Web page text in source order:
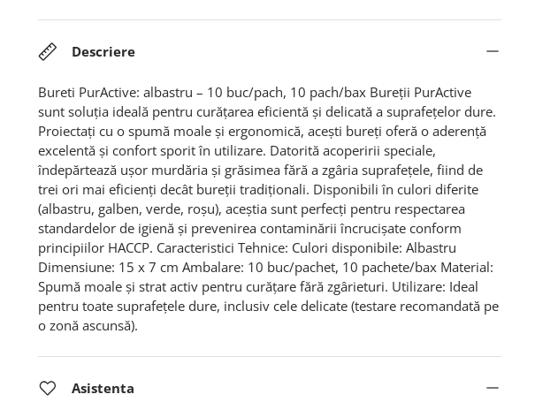
Descriere
Bureti PurActive: albastru – 10 buc/pach, 10 pach/bax Bureții PurActive
sunt soluția ideală pentru curățarea eficientă și delicată a suprafețelor dure.
Proiectați cu o spumă moale și ergonomică, acești bureți oferă o aderență
excelentă și confort sporit în utilizare. Datorită acoperirii speciale,
îndepărtează ușor murdăria și grăsimea fără a zgâria suprafețele, fiind de
trei ori mai eficienți decât bureții tradiționali. Disponibili în culori diferite
(albastru, galben, verde, roșu), aceștia sunt perfecți pentru respectarea
standardelor de igienă și prevenirea contaminării încrucișate conform
principiilor HACCP. Caracteristici Tehnice: Culori disponibile: Albastru
Dimensiune: 15 x 7 cm Ambalare: 10 buc/pachet, 10 pachete/bax Material:
Spumă moale și strat activ pentru curățare fără zgârieturi. Utilizare: Ideal
pentru toate suprafețele dure, inclusiv cele delicate (testare recomandată pe
o zonă ascunsă).
Asistenta